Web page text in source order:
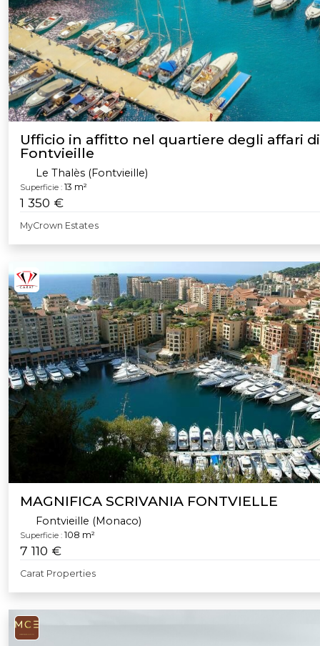
Ufficio in affitto nel quartiere degli affari di
Fontvieille
Le Thalès (Fontvieille)
Superficie : 13 m²
1 350 €
MyCrown Estates
MAGNIFICA SCRIVANIA FONTVIELLE
Fontvieille (Monaco)
Superficie : 108 m²
7 110 €
Carat Properties